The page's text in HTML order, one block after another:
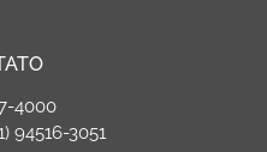
4000
94516-3051